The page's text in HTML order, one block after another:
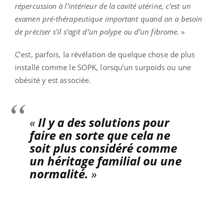
répercussion à l’intérieur de la cavité utérine, c’est un
examen pré-thérapeutique important quand on a besoin
de préciser s’il s’agit d’un polype ou d’un fibrome. »
C’est, parfois, la révélation de quelque chose de plus
installé comme le SOPK, lorsqu’un surpoids ou une
obésité y est associée.
«Il y a des solutions pour
faire en sorte que cela ne
soit plus considéré comme
un héritage familial ou une
normalité. »